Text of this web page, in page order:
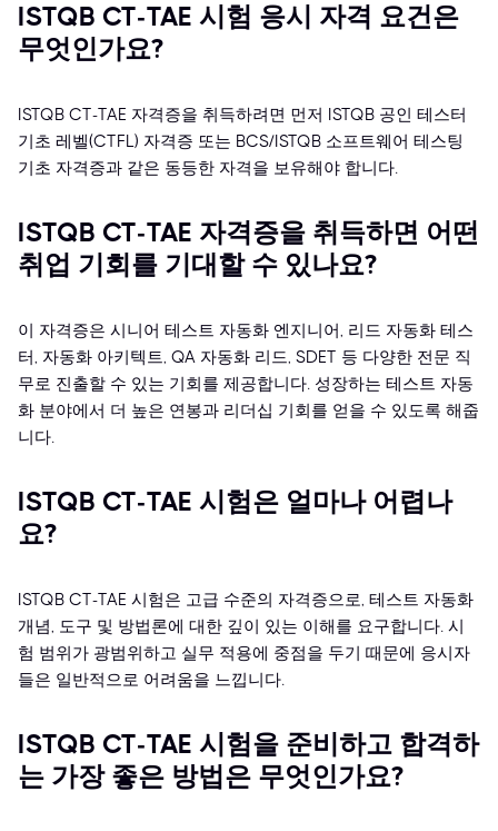
ISTQB CT-TAE 시험 응시 자격 요건은
무엇인가요?
ISTQB CT-TAE 자격증을 취득하려면 먼저 ISTQB 공인 테스터
기초 레벨(CTFL) 자격증 또는 BCS/ISTQB 소프트웨어 테스팅
기초 자격증과 같은 동등한 자격을 보유해야 합니다.
ISTQB CT-TAE 자격증을 취득하면 어떤
취업 기회를 기대할 수 있나요?
이 자격증은 시니어 테스트 자동화 엔지니어, 리드 자동화 테스
터, 자동화 아키텍트, QA 자동화 리드, SDET 등 다양한 전문 직
무로 진출할 수 있는 기회를 제공합니다. 성장하는 테스트 자동
화 분야에서 더 높은 연봉과 리더십 기회를 얻을 수 있도록 해줍
니다.
ISTQB CT-TAE 시험은 얼마나 어렵나
요?
ISTQB CT-TAE 시험은 고급 수준의 자격증으로, 테스트 자동화
개념, 도구 및 방법론에 대한 깊이 있는 이해를 요구합니다. 시
험 범위가 광범위하고 실무 적용에 중점을 두기 때문에 응시자
들은 일반적으로 어려움을 느낍니다.
ISTQB CT-TAE 시험을 준비하고 합격하
는 가장 좋은 방법은 무엇인가요?